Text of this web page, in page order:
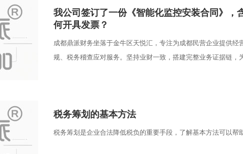
我公司签订了一份《智能化监控安装合同》，
何开具发票？
成都鼎派财务坐落于金牛区天悦汇，专注为成都民营企业提供经
规、税务稽查应对服务。坚持业财一致，搭建完整业务证据链，
税务筹划的基本方法
税务筹划是企业合法降低税负的重要手段，了解基本方法可以帮